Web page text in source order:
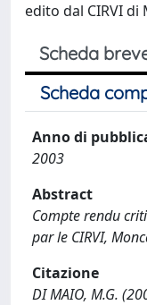
edito dal CIRVI di
Scheda
Scheda
Anno di
2003
Abstract
Compte rendu
par le CIRVI,
Citazione
DI MAIO, M.G.